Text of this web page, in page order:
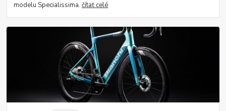
modelu Specialissima.čítať celé